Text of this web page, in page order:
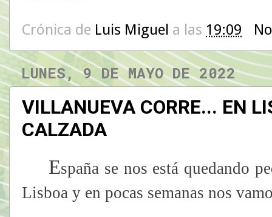
Crónica de Luis Miguel a las 19:09
LUNES, 9 DE MAYO DE 2022
VILLANUEVA CORRE... EN
CALZADA
España se nos está quedando
Lisboa y en pocas semanas nos